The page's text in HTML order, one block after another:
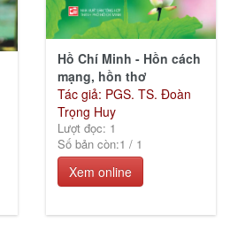
Hồ Chí Minh - Hồn cách
mạng, hồn thơ
Tác giả: PGS. TS. Đoàn
Trọng Huy
Lượt đọc: 1
Số bản còn:1 /1
Xem online